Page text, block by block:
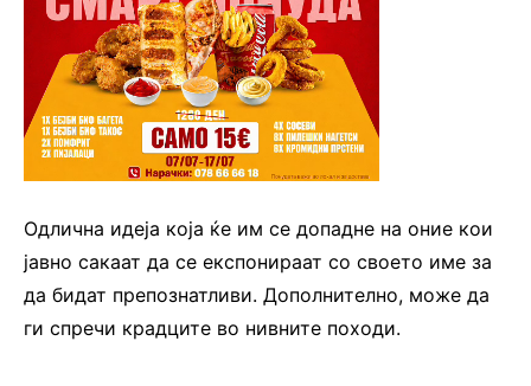
Одлична идеја која ќе им се допадне на оние кои
јавно сакаат да се експонираат со своето име за
да бидат препознатливи. Дополнително, може да
ги спречи крадците во нивните походи.